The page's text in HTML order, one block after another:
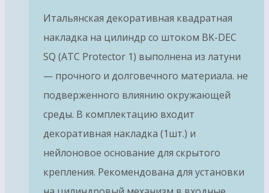
Итальянская декоративная квадратная
накладка на цилиндр со штоком BK-DEC
SQ (ATC Protector 1) выполнена из латуни
— прочного и долговечного материала. не
подверженного влиянию окружающей
среды. В комплектацию входит
декоративная накладка (1шт.) и
нейлоновое основание для скрытого
крепления. Рекомендована для установки